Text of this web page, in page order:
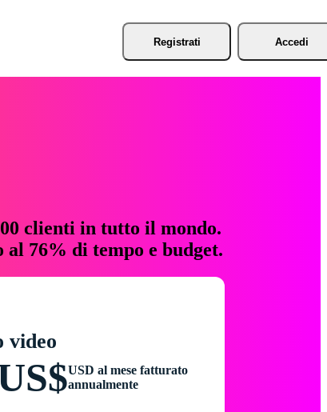
Registrati Accedi
clienti in tutto il mondo.
76% di tempo e budget.
video
USD al mese fatturato
annualmente